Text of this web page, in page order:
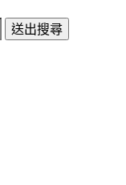
送出搜尋